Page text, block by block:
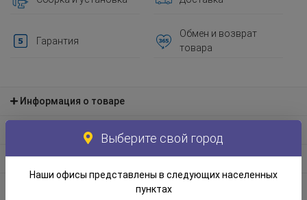
Гарантия
Обмен и возврат
товара
Информация о товаре
Материал и экологическая информация
Информация по упаковке
Выберите свой город
Наши офисы представлены в следующих населенных
пунктах